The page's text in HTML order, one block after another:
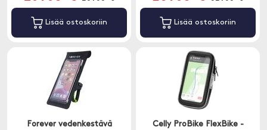
Lisää ostoskoriin Lisää ostoskoriin
Forever vedenkestävä
Celly ProBike FlexBike -